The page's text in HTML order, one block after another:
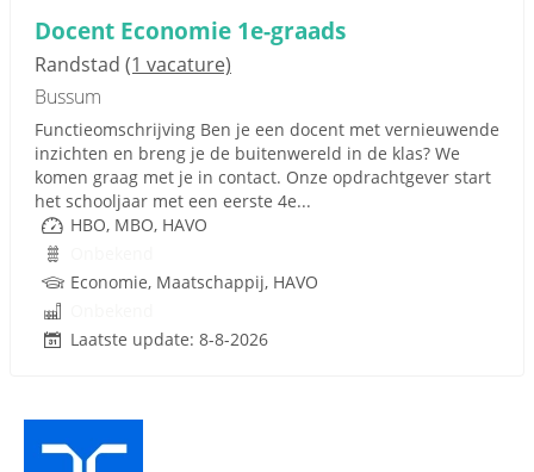
Docent Economie 1e-graads
Randstad (1 vacature)
Bussum
Functieomschrijving Ben je een docent met vernieuwende
inzichten en breng je de buitenwereld in de klas? We
komen graag met je in contact. Onze opdrachtgever start
het schooljaar met een eerste 4e...
HBO, MBO, HAVO
Economie, Maatschappij, HAVO
Laatste update: 8-8-2026